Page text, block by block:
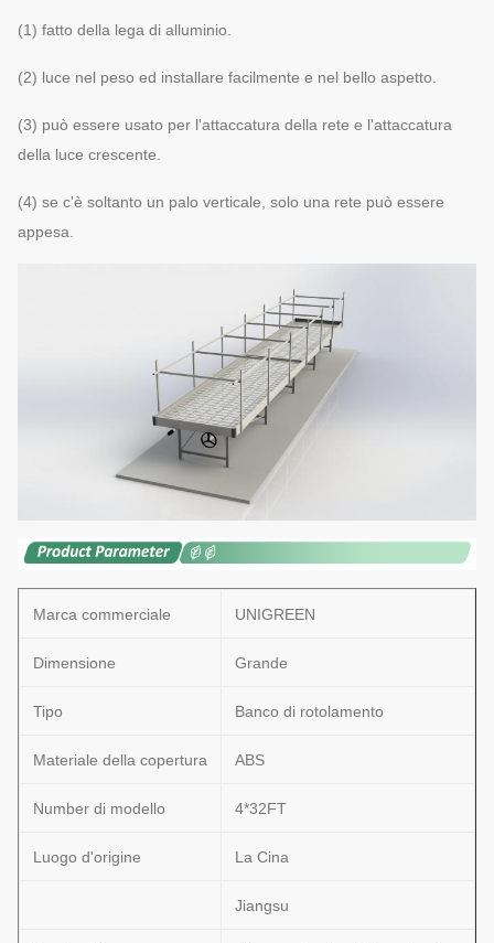
(1) fatto della lega di alluminio.
(2) luce nel peso ed installare facilmente e nel bello aspetto.
(3) può essere usato per l'attaccatura della rete e l'attaccatura
della luce crescente.
(4) se c'è soltanto un palo verticale, solo una rete può essere
appesa.
Marca commerciale UNIGREEN
Dimensione Grande
Tipo Banco di rotolamento
Materiale della copertura ABS
Number di modello 4*32FT
Luogo d'origine La Cina
Jiangsu